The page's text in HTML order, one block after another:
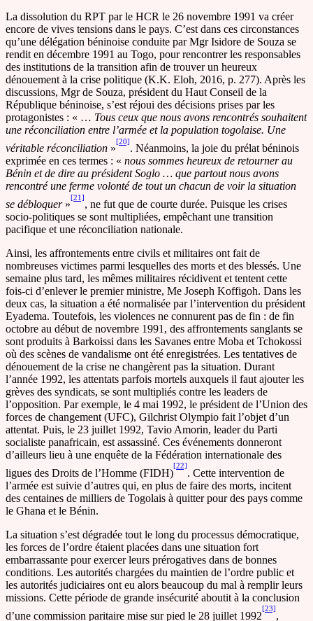
La dissolution du RPT par le HCR le 26 novembre 1991 va créer
encore de vives tensions dans le pays. C’est dans ces circonstances
qu’une délégation béninoise conduite par Mgr Isidore de Souza se
rendit en décembre 1991 au Togo, pour rencontrer les responsables
des institutions de la transition afin de trouver un heureux
dénouement à la crise politique (K.K. Eloh, 2016, p. 277). Après les
discussions, Mgr de Souza, président du Haut Conseil de la
République béninoise, s’est réjoui des décisions prises par les
protagonistes : « … Tous ceux que nous avons rencontrés souhaitent
une réconciliation entre l’armée et la population togolaise. Une
véritable réconciliation »
[20]
. Néanmoins, la joie du prélat béninois
exprimée en ces termes : « nous sommes heureux de retourner au
Bénin et de dire au président Soglo … que partout nous avons
rencontré une ferme volonté de tout un chacun de voir la situation
se débloquer»
[21]
, ne fut que de courte durée. Puisque les crises
socio-politiques se sont multipliées, empêchant une transition
pacifique et une réconciliation nationale.
Ainsi, les affrontements entre civils et militaires ont fait de
nombreuses victimes parmi lesquelles des morts et des blessés. Une
semaine plus tard, les mêmes militaires récidivent et tentent cette
fois-ci d’enlever le premier ministre, Me Joseph Koffigoh. Dans les
deux cas, la situation a été normalisée par l’intervention du président
Eyadema. Toutefois, les violences ne connurent pas de fin : de fin
octobre au début de novembre 1991, des affrontements sanglants se
sont produits à Barkoissi dans les Savanes entre Moba et Tchokossi
où des scènes de vandalisme ont été enregistrées. Les tentatives de
dénouement de la crise ne changèrent pas la situation. Durant
l’année 1992, les attentats parfois mortels auxquels il faut ajouter les
grèves des syndicats, se sont multipliés contre les leaders de
l’opposition. Par exemple, le 4 mai 1992, le président de l’Union des
forces de changement (UFC), Gilchrist Olympio fait l’objet d’un
attentat. Puis, le 23 juillet 1992, Tavio Amorin, leader du Parti
socialiste panafricain, est assassiné. Ces événements donneront
d’ailleurs lieu à une enquête de la Fédération internationale des
ligues des Droits de l’Homme (FIDH)
[22]
. Cette intervention de
l’armée est suivie d’autres qui, en plus de faire des morts, incitent
des centaines de milliers de Togolais à quitter pour des pays comme
le Ghana et le Bénin.
La situation s’est dégradée tout le long du processus démocratique,
les forces de l’ordre étaient placées dans une situation fort
embarrassante pour exercer leurs prérogatives dans de bonnes
conditions. Les autorités chargées du maintien de l’ordre public et
les autorités judiciaires ont eu alors beaucoup du mal à remplir leurs
missions. Cette période de grande insécurité aboutit à la conclusion
d’une commission paritaire mise sur pied le 28 juillet 1992
[23]
,